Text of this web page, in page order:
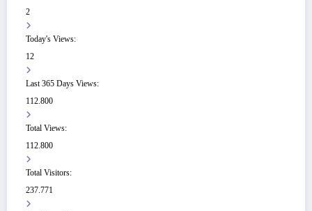
2
Today's Views:
12
Last 365 Days Views:
112.800
Total Views:
112.800
Total Visitors:
237.771